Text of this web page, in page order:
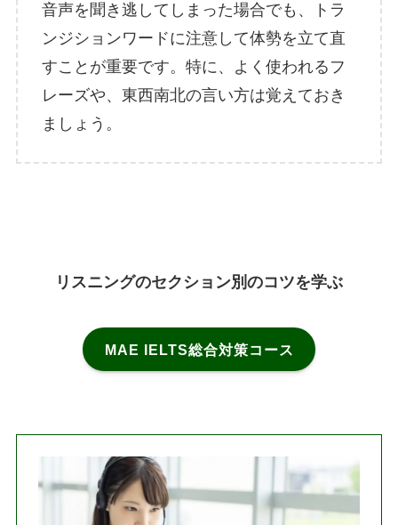
音声を聞き逃してしまった場合でも、トラ
ンジションワードに注意して体勢を立て直
すことが重要です。特に、よく使われるフ
レーズや、東西南北の言い方は覚えておき
ましょう。
リスニングのセクション別のコツを学ぶ
MAE IELTS総合対策コース